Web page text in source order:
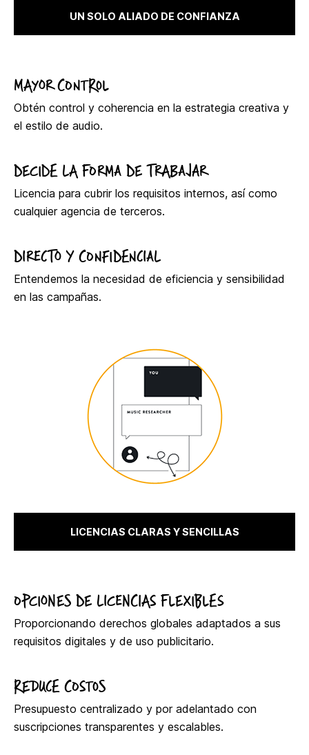
UN SOLO ALIADO DE CONFIANZA
MAYOR CONTROL
Obtén control y coherencia en la estrategia creativa y
el estilo de audio.
DECIDE LA FORMA DE TRABAJAR
Licencia para cubrir los requisitos internos, así como
cualquier agencia de terceros.
DIRECTO Y CONFIDENCIAL
Entendemos la necesidad de eficiencia y sensibilidad
en las campañas.
LICENCIAS CLARAS Y SENCILLAS
OPCIONES DE LICENCIAS FLEXIBLES
Proporcionando derechos globales adaptados a sus
requisitos digitales y de uso publicitario.
REDUCE COSTOS
Presupuesto centralizado y por adelantado con
suscripciones transparentes y escalables.